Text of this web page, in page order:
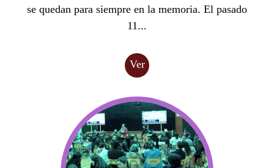
se quedan para siempre en la memoria. El pasado
11...
Ver